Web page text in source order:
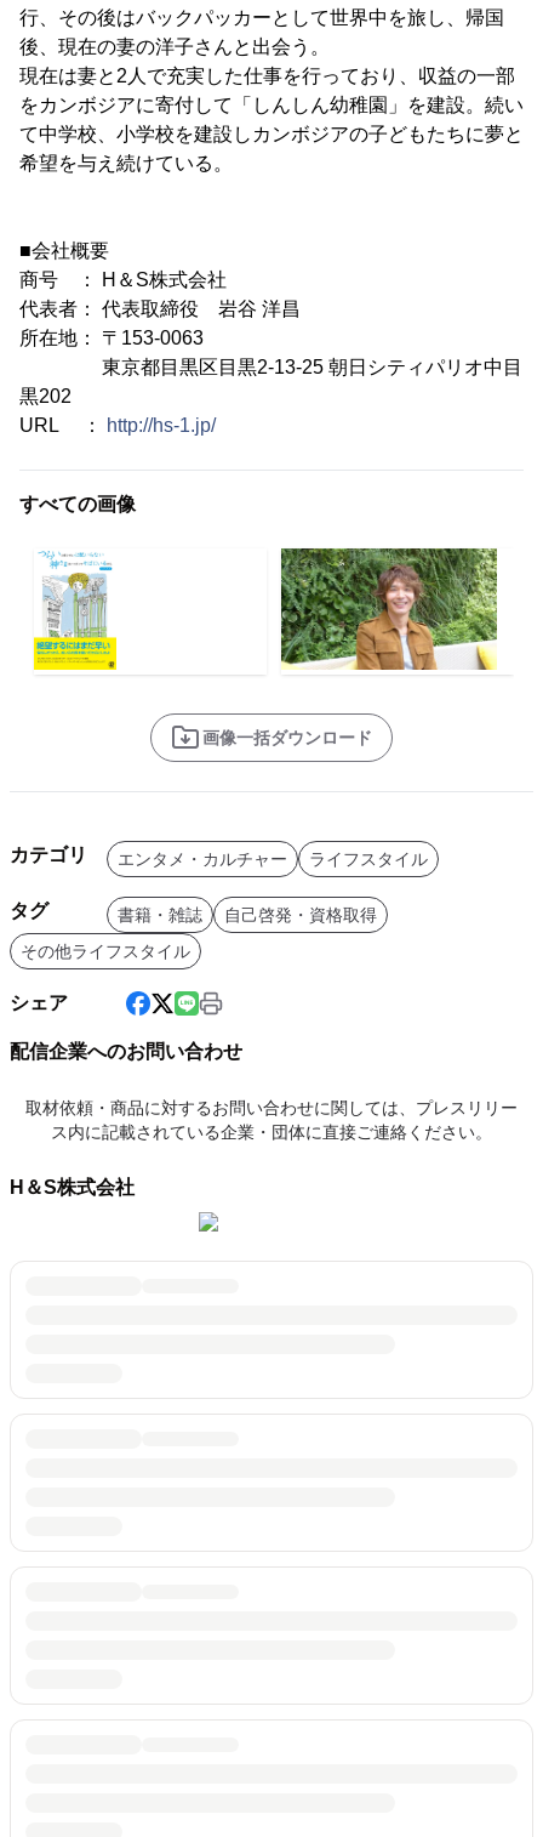
行、その後はバックパッカーとして世界中を旅し、帰国
後、現在の妻の洋子さんと出会う。
現在は妻と2人で充実した仕事を行っており、収益の一部
をカンボジアに寄付して「しんしん幼稚園」を建設。続い
て中学校、小学校を建設しカンボジアの子どもたちに夢と
希望を与え続けている。
■会社概要
商号 ： H＆S株式会社
代表者： 代表取締役 岩谷 洋昌
所在地： 〒153-0063
東京都目黒区目黒2-13-25 朝日シティパリオ中目
黒202
URL ：
http://hs-1.jp/
すべての画像
画像一括ダウンロード
カテゴリ エンタメ・カルチャー ライフスタイル
タグ 書籍・雑誌
自己啓発・資格取得
その他ライフスタイル
シェア
配信企業へのお問い合わせ
取材依頼・商品に対するお問い合わせに関しては、プレスリリー
ス内に記載されている企業・団体に直接ご連絡ください。
H＆S株式会社